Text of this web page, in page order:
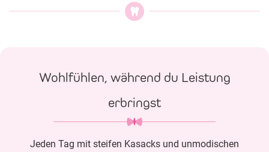
Wohlfühlen, während du Leistung
erbringst
Jeden Tag mit steifen Kasacks und unmodischen